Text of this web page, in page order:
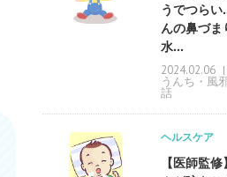
うでつら
んの鼻づま
水...
2024.02.06
うんち・風
話
ヘルスケア
【医師監